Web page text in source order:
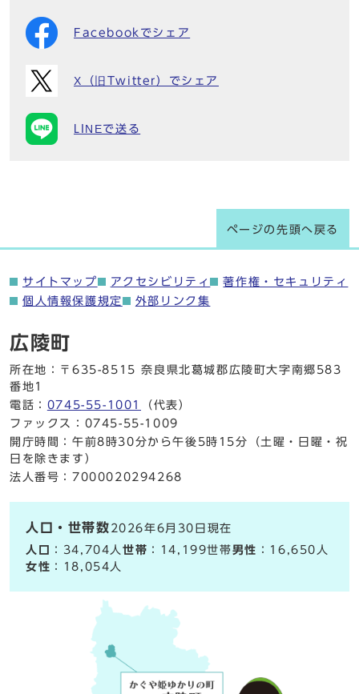
Facebookでシェア
X（旧Twitter）でシェア
LINEで送る
ページの先頭へ戻る
サイトマップ アクセシビリティ
著作権・セキュリティ
個人情報保護規定
外部リンク集
広陵町
所在地：〒635-8515 奈良県北葛城郡広陵町大字南郷583
番地1
電話： 0745-55-1001
（代表）
ファックス：0745-55-1009
開庁時間：午前8時30分から午後5時15分（土曜・日曜・祝
日を除きます）
法人番号：7000020294268
人口・世帯数 2026年6月30日現在
人口
：34,704人世帯 ：14,199世帯男性 ：16,650人
女性 ：18,054人